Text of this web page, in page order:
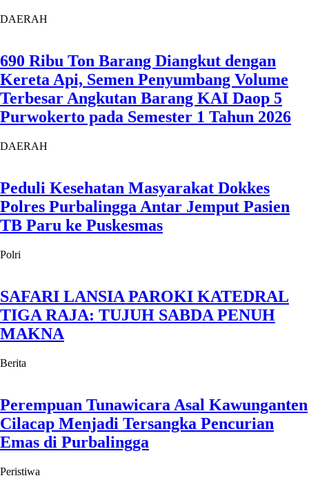
DAERAH
690 Ribu Ton Barang Diangkut dengan
Kereta Api, Semen Penyumbang Volume
Terbesar Angkutan Barang KAI Daop 5
Purwokerto pada Semester 1 Tahun 2026
DAERAH
Peduli Kesehatan Masyarakat Dokkes
Polres Purbalingga Antar Jemput Pasien
TB Paru ke Puskesmas
Polri
SAFARI LANSIA PAROKI KATEDRAL
TIGA RAJA: TUJUH SABDA PENUH
MAKNA
Berita
Perempuan Tunawicara Asal Kawunganten
Cilacap Menjadi Tersangka Pencurian
Emas di Purbalingga
Peristiwa